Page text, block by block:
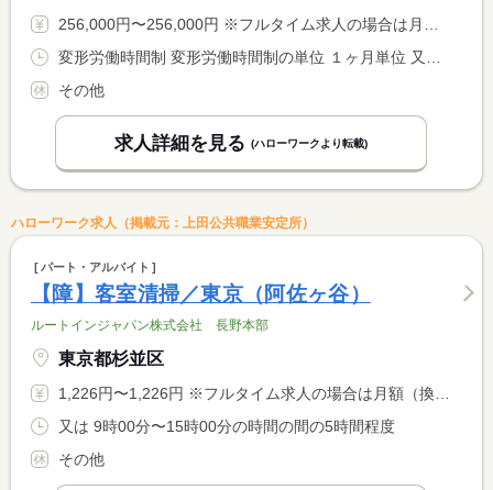
256,000円〜256,000円 ※フルタイム求人の場合は月額（換算額）、パート求人の場合は時間額を表示しています。
その他
求人詳細を見る (ハローワークより転載)
ハローワーク求人（掲載元：上田公共職業安定所）
パート・アルバイト
【障】客室清掃／東京（阿佐ヶ谷）
ルートインジャパン株式会社 長野本部
東京都杉並区
1,226円〜1,226円 ※フルタイム求人の場合は月額（換算額）、パート求人の場合は時間額を表示しています。
又は 9時00分〜15時00分の時間の間の5時間程度
その他